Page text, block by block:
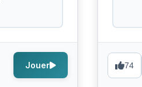
Jouer 74